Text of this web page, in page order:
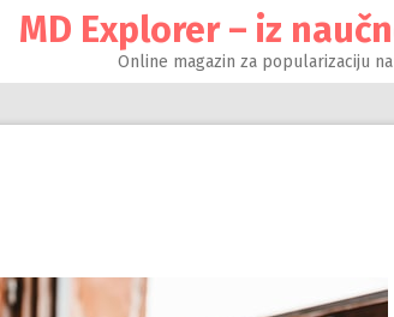
MD Explorer – iz
Online magazin za popularizaciju